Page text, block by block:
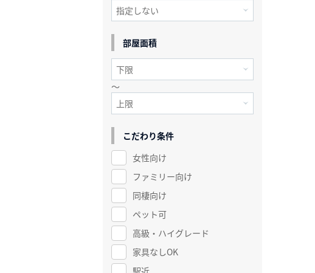
部屋面積
～
こだわり条件
女性向け
ファミリー向け
同棲向け
ペット可
高級・ハイグレード
家具なしOK
駅近